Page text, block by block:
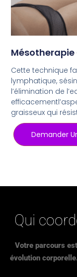
Cette technique
lymphatique,
l’élimination de
graisseux qui
Demander
Qui
Votre parcours
évolution